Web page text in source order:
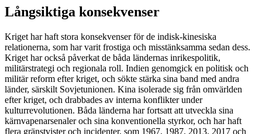
Långsiktiga konsekvenser
Kriget har haft stora konsekvenser för de indisk-kinesiska
relationerna, som har varit frostiga och misstänksamma sedan dess.
Kriget har också påverkat de båda ländernas inrikespolitik,
militärstrategi och regionala roll. Indien genomgick en politisk och
militär reform efter kriget, och sökte stärka sina band med andra
länder, särskilt Sovjetunionen. Kina isolerade sig från omvärlden
efter kriget, och drabbades av interna konflikter under
kulturrevolutionen. Båda länderna har fortsatt att utveckla sina
kärnvapenarsenaler och sina konventionella styrkor, och har haft
flera gränstvister och incidenter, som 1967, 1987, 2013, 2017 och